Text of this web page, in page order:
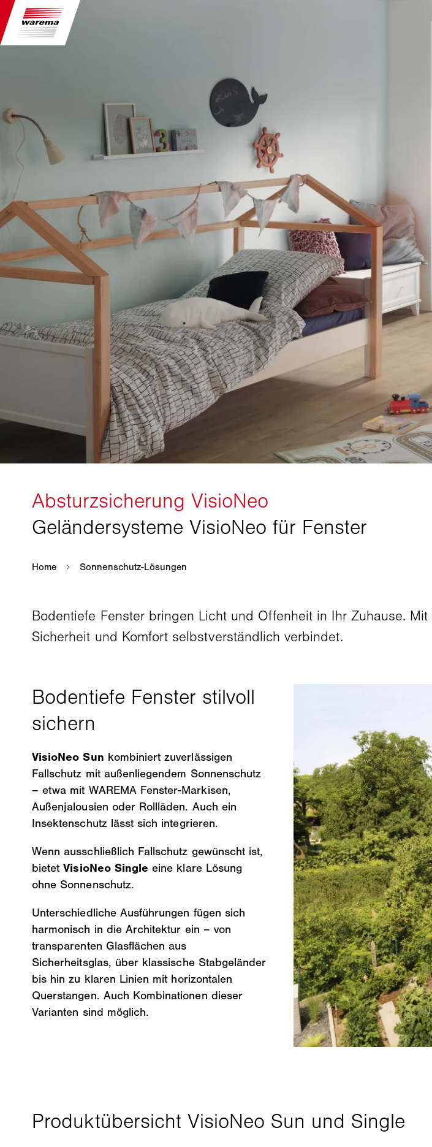
Bodentiefe Fenster bringen Licht und Offenheit in Ihr Zuhause. Mit
Sicherheit und Komfort selbstverständlich verbindet.
VisioNeo Sun kombiniert zuverlässigen
Fallschutz mit außenliegendem Sonnenschutz
– etwa mit WAREMA Fenster-Markisen,
Außenjalousien oder Rollläden. Auch ein
Insektenschutz lässt sich integrieren.
Wenn ausschließlich Fallschutz gewünscht ist,
bietetVisioNeo Singleeine klare Lösung
ohne Sonnenschutz.
Unterschiedliche Ausführungen fügen sich
harmonisch in die Architektur ein – von
transparenten Glasflächen aus
Sicherheitsglas, über klassische Stabgeländer
bis hin zu klaren Linien mit horizontalen
Querstangen. Auch Kombinationen dieser
Varianten sind möglich.